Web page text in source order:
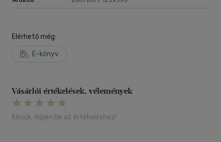
Elérhető még:
E-könyv
Vásárlói értékelések, vélemények
Kérjük, lépjen be az értékeléshez!